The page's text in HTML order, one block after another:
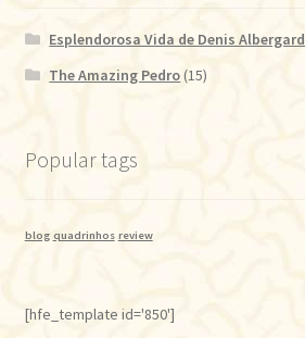
Esplendorosa Vida de Denis Albergard
The Amazing Pedro(15)
Popular tags
blog quadrinhos review
[hfe_template id='850']